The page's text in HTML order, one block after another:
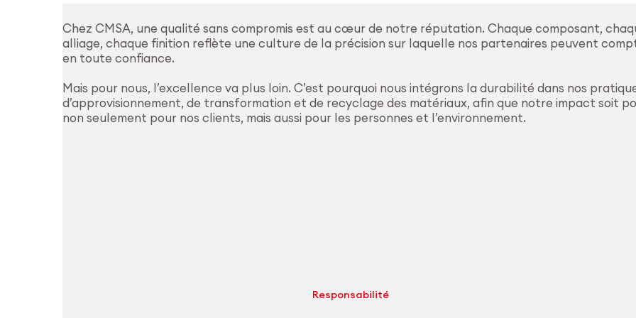
Chez CMSA, une qualité sans compromis est au cœur de notre réputation. Chaque composant,
alliage, chaque finition reflète une culture de la précision sur laquelle nos partenaires peuvent
en toute confiance.
Mais pour nous, l’excellence va plus loin. C’est pourquoi nous intégrons la durabilité dans nos
d’approvisionnement, de transformation et de recyclage des matériaux, afin que notre impact soit
non seulement pour nos clients, mais aussi pour les personnes et l’environnement.
Responsabilité